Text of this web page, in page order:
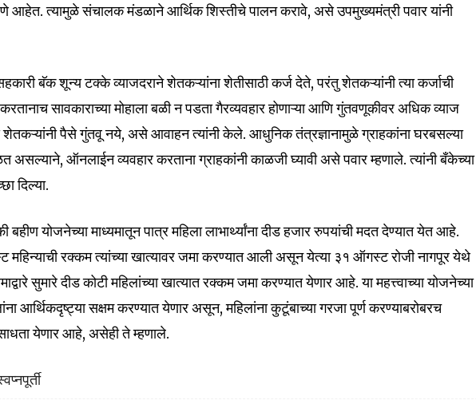
Fans Followers
आहेत. त्यामुळे संचालक मंडळाने आर्थिक शिस्तीचे पालन करावे, असे उपमुख्यमंत्री पवार यांनी
सहकारी बॅक शून्य टक्के व्याजदराने शेतकऱ्यांना शेतीसाठी कर्ज देते, परंतु शेतकऱ्यांनी त्या कर्जाची
सावकाराच्या मोहाला बळी न पडता गैरव्यवहार होणाऱ्या आणि गुंतवणूकीवर अधिक व्याज
शेतकऱ्यांनी पैसे गुंतवू नये, असे आवाहन त्यांनी केले. आधुनिक तंत्रज्ञानामुळे ग्राहकांना घरबसल्या
असल्याने, ऑनलाईन व्यवहार करताना ग्राहकांनी काळजी घ्यावी असे पवार म्हणाले. त्यांनी बँकेच्या
दिल्या.
बहीण योजनेच्या माध्यमातून पात्र महिला लाभार्थ्यांना दीड हजार रुपयांची मदत देण्यात येत आहे.
रक्कम त्यांच्या खात्यावर जमा करण्यात आली असून येत्या ३१ ऑगस्ट रोजी नागपूर येथे
सुमारे दीड कोटी महिलांच्या खात्यात रक्कम जमा करण्यात येणार आहे. या महत्त्वाच्या योजनेच्या
आर्थिकदृष्ट्या सक्षम करण्यात येणार असून, महिलांना कुटूंबाच्या गरजा पूर्ण करण्याबरोबरच
येणार आहे, असेही ते म्हणाले.